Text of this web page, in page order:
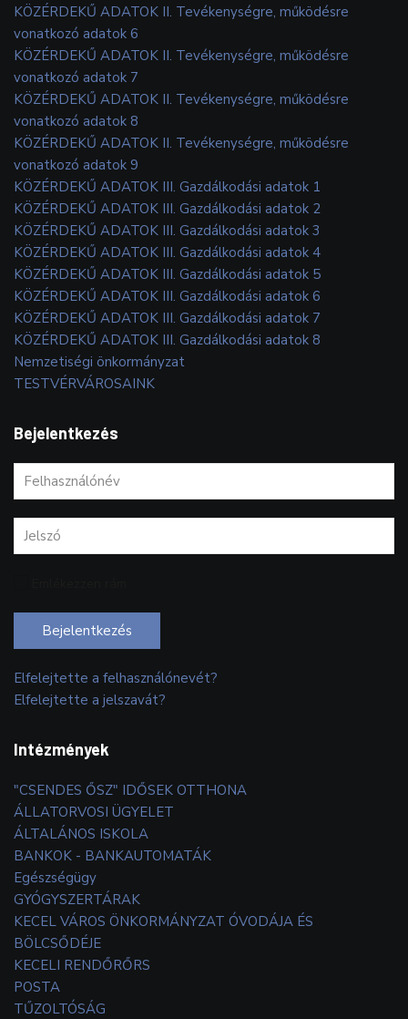
KÖZÉRDEKŰ ADATOK II. Tevékenységre, működésre
vonatkozó adatok 6
KÖZÉRDEKŰ ADATOK II. Tevékenységre, működésre
vonatkozó adatok 7
KÖZÉRDEKŰ ADATOK II. Tevékenységre, működésre
vonatkozó adatok 8
KÖZÉRDEKŰ ADATOK II. Tevékenységre, működésre
vonatkozó adatok 9
KÖZÉRDEKŰ ADATOK III. Gazdálkodási adatok 1
KÖZÉRDEKŰ ADATOK III. Gazdálkodási adatok 2
KÖZÉRDEKŰ ADATOK III. Gazdálkodási adatok 3
KÖZÉRDEKŰ ADATOK III. Gazdálkodási adatok 4
KÖZÉRDEKŰ ADATOK III. Gazdálkodási adatok 5
KÖZÉRDEKŰ ADATOK III. Gazdálkodási adatok 6
KÖZÉRDEKŰ ADATOK III. Gazdálkodási adatok 7
KÖZÉRDEKŰ ADATOK III. Gazdálkodási adatok 8
Nemzetiségi önkormányzat
TESTVÉRVÁROSAINK
Bejelentkezés
Bejelentkezés
Elfelejtette a felhasználónevét?
Elfelejtette a jelszavát?
Intézmények
"CSENDES ŐSZ" IDŐSEK OTTHONA
ÁLLATORVOSI ÜGYELET
ÁLTALÁNOS ISKOLA
BANKOK - BANKAUTOMATÁK
Egészségügy
GYÓGYSZERTÁRAK
KECEL VÁROS ÖNKORMÁNYZAT ÓVODÁJA ÉS
BÖLCSŐDÉJE
KECELI RENDŐRŐRS
POSTA
TŰZOLTÓSÁG